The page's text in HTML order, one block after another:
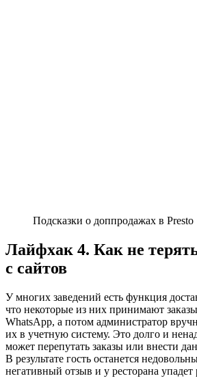
Подсказки о доппродажах в Presto
Лайфхак 4. Как не
с сайтов
У многих заведений есть функция
что некоторые из них принимают
WhatsApp, а потом администратор
их в учетную систему. Это долго и
может перепутать заказы или внести
В результате гость останется
негативный отзыв и у ресторана упадет